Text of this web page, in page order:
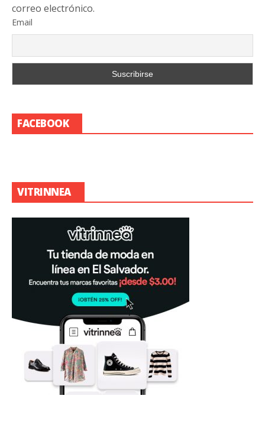
correo electrónico.
Email
FACEBOOK
VITRINNEA